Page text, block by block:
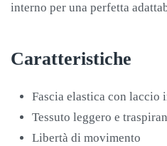
interno per una perfetta
Caratteristiche
Fascia elastica con laccio
Tessuto leggero e
Libertà di movimento